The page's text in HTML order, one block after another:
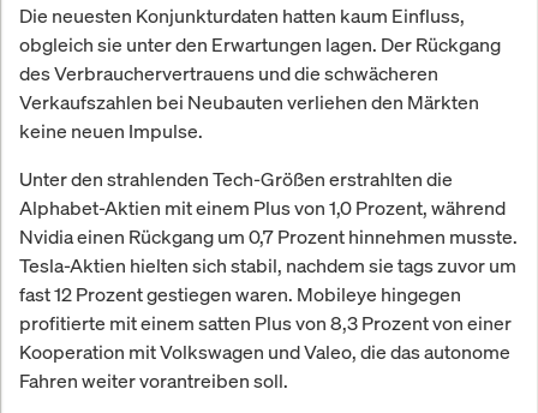
Die neuesten Konjunkturdaten hatten kaum Einfluss,
obgleich sie unter den Erwartungen lagen. Der Rückgang
des Verbrauchervertrauens und die schwächeren
Verkaufszahlen bei Neubauten verliehen den Märkten
keine neuen Impulse.
Unter den strahlenden Tech-Größen erstrahlten die
Alphabet-Aktien mit einem Plus von 1,0 Prozent, während
Nvidia einen Rückgang um 0,7 Prozent hinnehmen musste.
Tesla-Aktien hielten sich stabil, nachdem sie tags zuvor um
fast 12 Prozent gestiegen waren. Mobileye hingegen
profitierte mit einem satten Plus von 8,3 Prozent von einer
Kooperation mit Volkswagen und Valeo, die das autonome
Fahren weiter vorantreiben soll.